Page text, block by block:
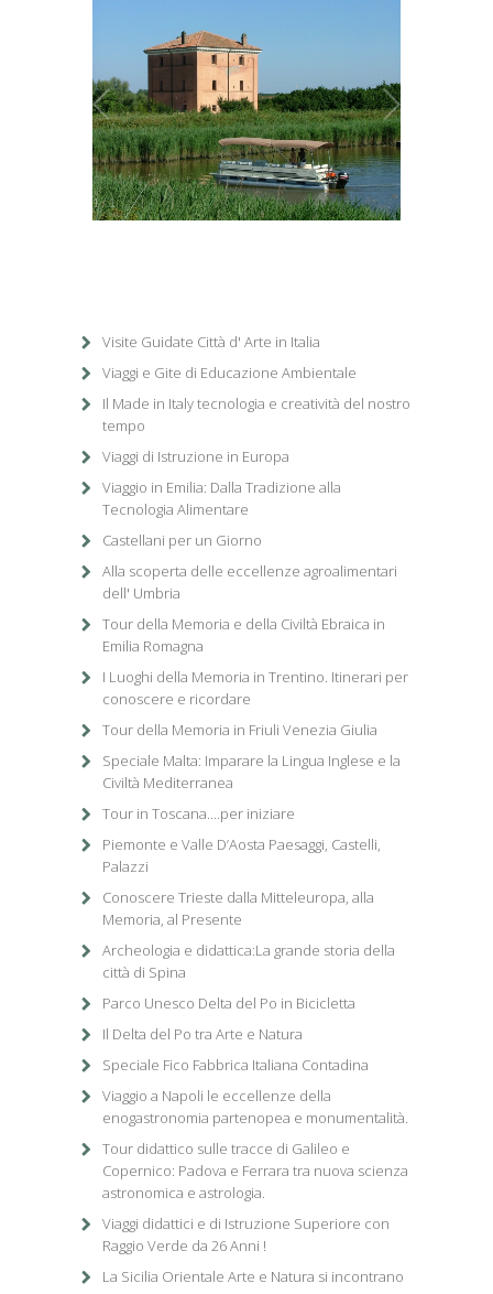
1/1
Visite Guidate Città d' Arte in Italia
Viaggi e Gite di Educazione Ambientale
Il Made in Italy tecnologia e creatività del nostro
tempo
Viaggi di Istruzione in Europa
Viaggio in Emilia: Dalla Tradizione alla
Tecnologia Alimentare
Castellani per un Giorno
Alla scoperta delle eccellenze agroalimentari
dell' Umbria
Tour della Memoria e della Civiltà Ebraica in
Emilia Romagna
I Luoghi della Memoria in Trentino. Itinerari per
conoscere e ricordare
Tour della Memoria in Friuli Venezia Giulia
Speciale Malta: Imparare la Lingua Inglese e la
Civiltà Mediterranea
Tour in Toscana....per iniziare
Piemonte e Valle D’Aosta Paesaggi, Castelli,
Palazzi
Conoscere Trieste dalla Mitteleuropa, alla
Memoria, al Presente
Archeologia e didattica:La grande storia della
città di Spina
Parco Unesco Delta del Po in Bicicletta
Il Delta del Po tra Arte e Natura
Speciale Fico Fabbrica Italiana Contadina
Viaggio a Napoli le eccellenze della
enogastronomia partenopea e monumentalità.
Tour didattico sulle tracce di Galileo e
Copernico: Padova e Ferrara tra nuova scienza
astronomica e astrologia.
Viaggi didattici e di Istruzione Superiore con
Raggio Verde da 26 Anni !
La Sicilia Orientale Arte e Natura si incontrano